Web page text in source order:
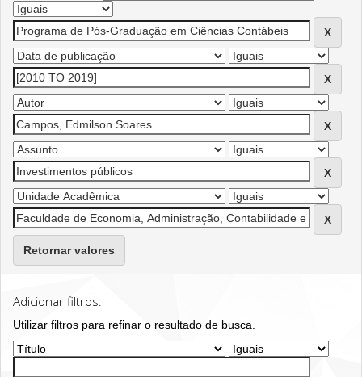
Retornar valores
Adicionar filtros:
Utilizar filtros para refinar o resultado de busca.